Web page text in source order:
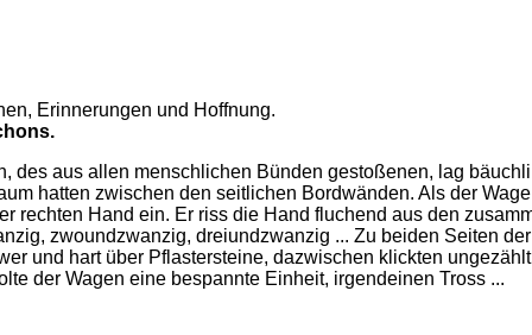
Erinnerungen und Hoffnung.
des aus allen menschlichen Bünden gestoßenen, lag
hatten zwischen den seitlichen Bordwänden. Als der
Hand ein. Er riss die Hand fluchend aus den
zwoundzwanzig, dreiundzwanzig ... Zu beiden Seiten
und hart über Pflastersteine, dazwischen klickten
der Wagen eine bespannte Einheit, irgendeinen Tross ...